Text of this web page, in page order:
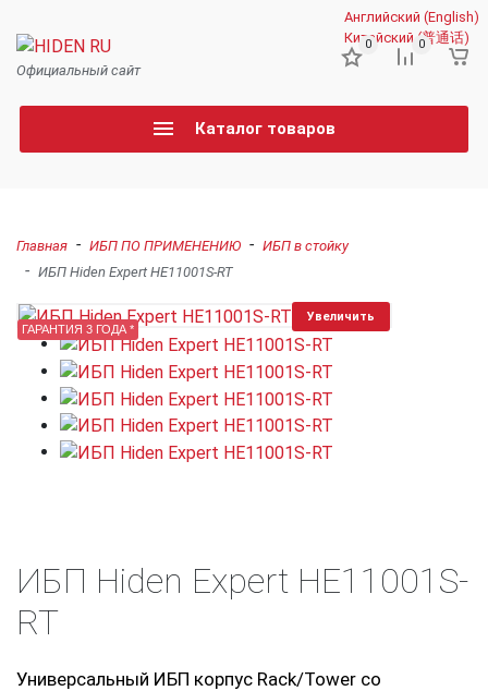
Английский (English)
Китайский (普通话)
Официальный сайт
Каталог товаров
0 0
Главная - ИБП ПО ПРИМЕНЕНИЮ - ИБП в стойку
- ИБП Hiden Expert HE11001S-RT
ГАРАНТИЯ 3 ГОДА *
Увеличить
ИБП Hiden Expert HE11001S-
RT
Универсальный ИБП корпус Rack/Tower со